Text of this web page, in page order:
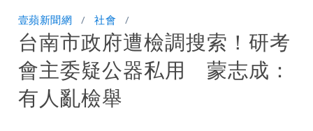
發7兆
白海豚路徑變了！專家：離台又更近 暴
風圈逼近岸處
壹蘋新聞網 社會
台南市政府遭檢調搜索！研考
會主委疑公器私用 蒙志成：
有人亂檢舉